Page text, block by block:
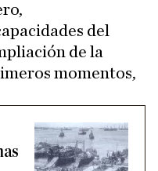
del
de la
momentos,